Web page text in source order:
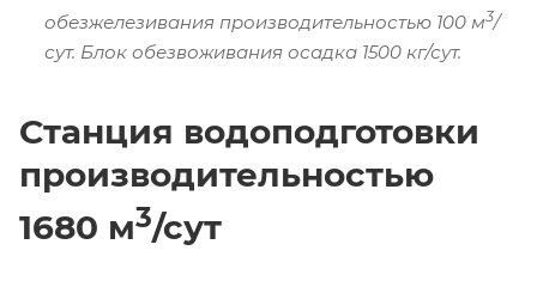
обезжелезивания производительностью 100 м3/
сут. Блок обезвоживания осадка 1500 кг/сут.
Станция водоподготовки
производительностью
1680 м3/сут